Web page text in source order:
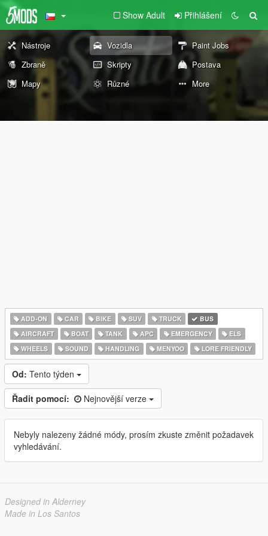
Show Adult Přihlášení
Nástroje Vozidla
Paint Jobs
Zbraně
Skripty
Postava
Mapy
Různé More
ADD-ON CAR BIKE SUV TRUCK
BUS
AIRCRAFT
BOAT TANK APC EMERGENCY
ELS
WHEELS
SOUND HANDLING MENYOO LORE FRIENDLY
Od: Tento týden
Řadit pomocí: Nejnovější verze
Nebyly nalezeny žádné módy, prosím zkuste změnit požadavek
vyhledávání.
Designed in Alderney
Made in Los Santos